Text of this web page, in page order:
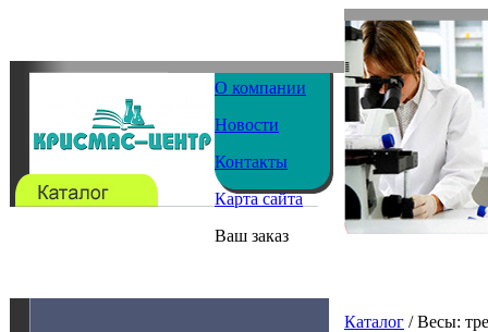
О компании
Новости
Контакты
Карта сайта
Ваш заказ
Каталог / Весы: